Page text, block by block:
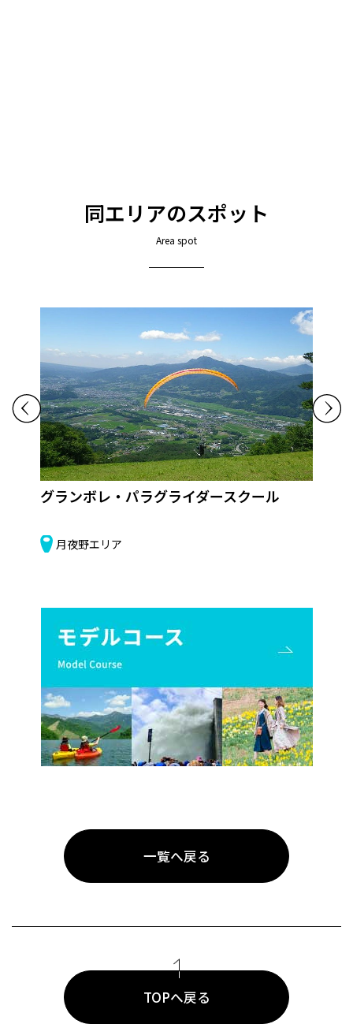
同エリアのスポット
Area spot
グランボレ・パラグライダースクール
月夜野エリア
一覧へ戻る
TOPへ戻る